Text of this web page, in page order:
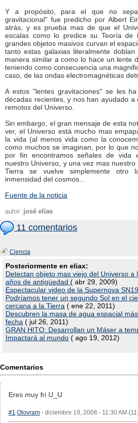
Y a propósito, para el que no
gravitacional" fue predicho por Albert
atrás, y es prueba mas de que el
escalas como lo predice su Teoría de
grandes objetos masivos curvan el
tanto estas galaxias literalmente
manera similar a como lo hace un lente
teniendo como consecuencia una
caso, de las ondas electromagnéticas
A estos "lentes gravitaciones" se les
décadas recientes, y nos han ayudado a
remotos del Universo.
Sin embargo, el gran mensaje de esta
ver, el Universo está mucho mas
la vida (al menos vida como la
como muchos se imaginan, por lo que
por fin encontramos señales de vida
nuestro Universo, y una vez mas
Tierra se vuelve simplemente otro
inmensidad del cosmos...
Fuente de la noticia
autor: josé elías
11 comentarios
Ciencia
Posteriormente en eliax:
Detectan objeto mas viejo del Universo a
años de antigüedad ( abr 29, 2009)
Espectacular video de la Supernova
Podríamos tener un segundo Sol en el
cercana a la Tierra ( ene 22, 2011)
Descubren la masa de agua espacial
fecha ( jul 26, 2011)
GRAN HITO: Desarrollan un Máser a
Impactará al mundo ( ago 19, 2012)
Comentarios
Eres muy fri U_U
#1 Olovram - diciembre 19, 2008 - 11:30 AM